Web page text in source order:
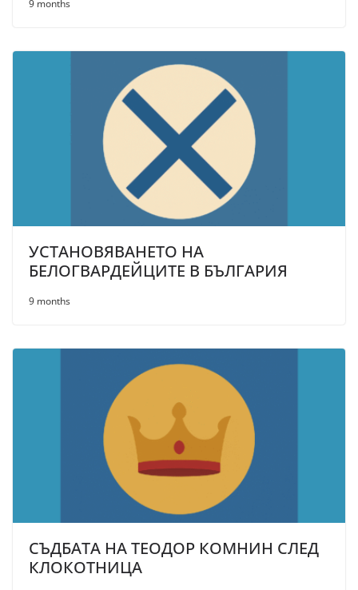
9 months
УСТАНОВЯВАНЕТО НА
БЕЛОГВАРДЕЙЦИТЕ В БЪЛГАРИЯ
9 months
СЪДБАТА НА ТЕОДОР КОМНИН СЛЕД
КЛОКОТНИЦА